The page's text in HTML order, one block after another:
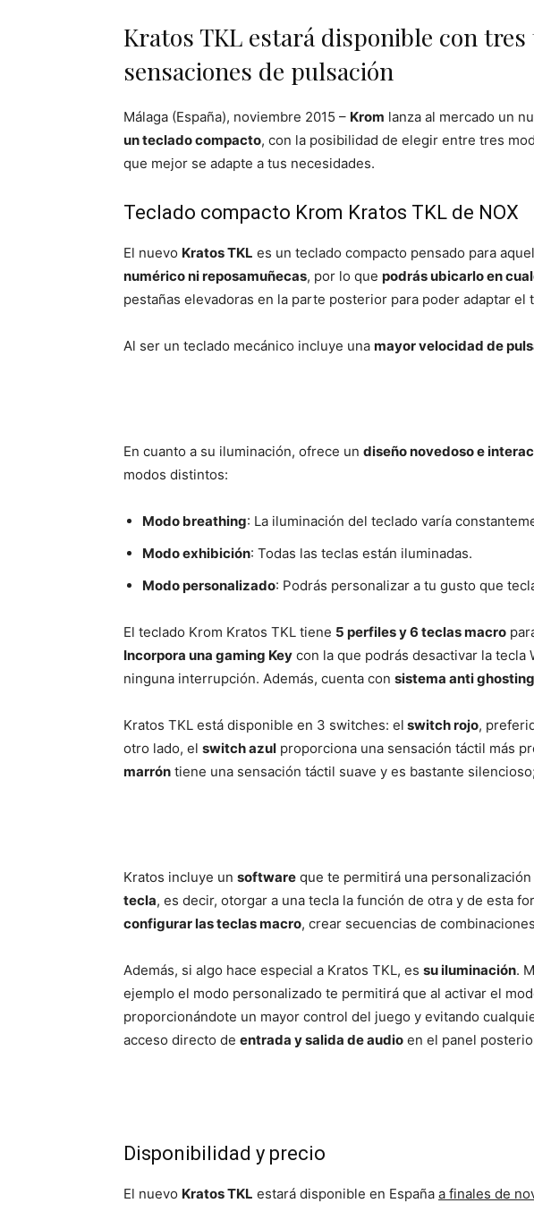
Kratos TKL estará disponible con
sensaciones de pulsación
Málaga (España), noviembre 2015 – Krom lanza al mercado un
un teclado compacto, con la posibilidad de elegir entre tres
que mejor se adapte a tus necesidades.
Teclado compacto Krom Kratos TKL de NOX
El nuevo Kratos TKL es un teclado compacto pensado para
numérico ni reposamuñecas, por lo que podrás ubicarlo en
pestañas elevadoras en la parte posterior para poder adaptar
Al ser un teclado mecánico incluye una mayor velocidad de
En cuanto a su iluminación, ofrece un diseño novedoso e
modos distintos:
Modo breathing: La iluminación del teclado varía
Modo exhibición: Todas las teclas están iluminadas.
Modo personalizado: Podrás personalizar a tu gusto que
El teclado Krom Kratos TKL tiene 5 perfiles y 6 teclas macro
Incorpora una gaming Key con la que podrás desactivar la
ninguna interrupción. Además, cuenta con sistema anti ghosting
Kratos TKL está disponible en 3 switches: el switch rojo,
otro lado, el switch azul proporciona una sensación táctil más
marrón tiene una sensación táctil suave y es bastante
Kratos incluye un software que te permitirá una
tecla, es decir, otorgar a una tecla la función de otra y de esta
configurar las teclas macro, crear secuencias de
Además, si algo hace especial a Kratos TKL, es su iluminación.
ejemplo el modo personalizado te permitirá que al activar el
proporcionándote un mayor control del juego y evitando
acceso directo de entrada y salida de audio en el panel
Disponibilidad y precio
El nuevo Kratos TKL estará disponible en España a finales de